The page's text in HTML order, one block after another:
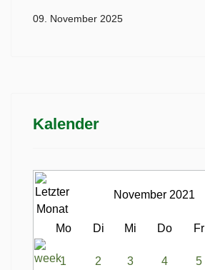
09. November 2025
Kalender
November 2021
Mo Di Mi Do Fr
1 2 3 4 5